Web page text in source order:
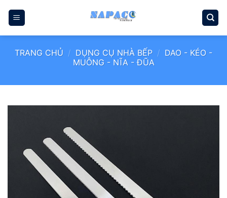
qua
TRANG CHỦ / DỤNG CỤ NHÀ BẾP / DAO - KÉO -
MUỖNG - NĨA - ĐŨA